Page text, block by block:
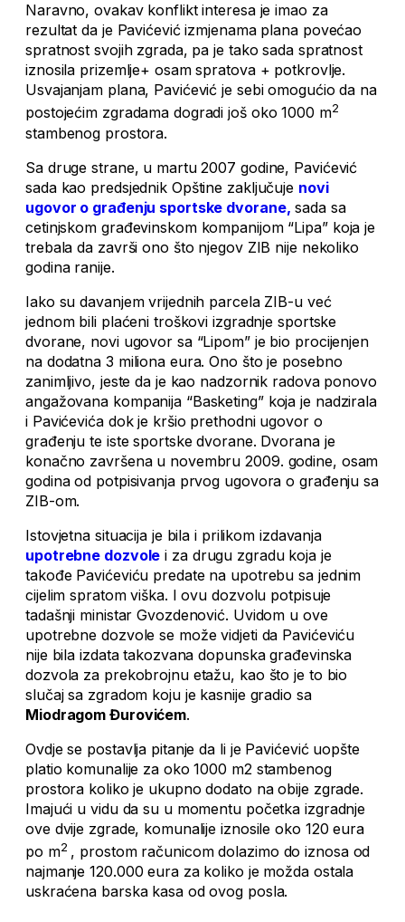
Naravno, ovakav konflikt interesa je imao za
rezultat da je Pavićević izmjenama plana povećao
spratnost svojih zgrada, pa je tako sada spratnost
iznosila prizemlje+ osam spratova + potkrovlje.
Usvajanjam plana, Pavićević je sebi omogućio da na
postojećim zgradama dogradi još oko 1000 m2
stambenog prostora.
Sa druge strane, u martu 2007 godine, Pavićević
sada kao predsjednik Opštine zaključuje novi
ugovor o građenju sportske dvorane, sada sa
cetinjskom građevinskom kompanijom “Lipa” koja je
trebala da završi ono što njegov ZIB nije nekoliko
godina ranije.
Iako su davanjem vrijednih parcela ZIB-u već
jednom bili plaćeni troškovi izgradnje sportske
dvorane, novi ugovor sa “Lipom” je bio procijenjen
na dodatna 3 miliona eura. Ono što je posebno
zanimljivo, jeste da je kao nadzornik radova ponovo
angažovana kompanija “Basketing” koja je nadzirala
i Pavićevića dok je kršio prethodni ugovor o
građenju te iste sportske dvorane. Dvorana je
konačno završena u novembru 2009. godine, osam
godina od potpisivanja prvog ugovora o građenju sa
ZIB-om.
Istovjetna situacija je bila i prilikom izdavanja
upotrebne dozvole i za drugu zgradu koja je
takođe Pavićeviću predate na upotrebu sa jednim
cijelim spratom viška. I ovu dozvolu potpisuje
tadašnji ministar Gvozdenović. Uvidom u ove
upotrebne dozvole se može vidjeti da Pavićeviću
nije bila izdata takozvana dopunska građevinska
dozvola za prekobrojnu etažu, kao što je to bio
slučaj sa zgradom koju je kasnije gradio sa
Miodragom Đurovićem.
Ovdje se postavlja pitanje da li je Pavićević uopšte
platio komunalije za oko 1000 m2 stambenog
prostora koliko je ukupno dodato na obije zgrade.
Imajući u vidu da su u momentu početka izgradnje
ove dvije zgrade, komunalije iznosile oko 120 eura
po m2 , prostom računicom dolazimo do iznosa od
najmanje 120.000 eura za koliko je možda ostala
uskraćena barska kasa od ovog posla.